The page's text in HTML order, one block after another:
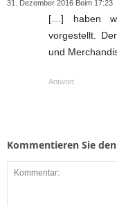
31. Dezember 2016 Beim 17:23
[…] haben
vorgestellt.
und
Antwort
Kommentieren Sie